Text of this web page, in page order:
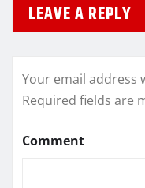
LEAVE A REPLY
Your email address
Required fields are
Comment